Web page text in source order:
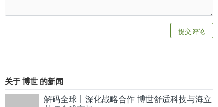
提交评论
关于 博世 的新闻
解码全球丨深化战略合作 博世舒适科技与海立